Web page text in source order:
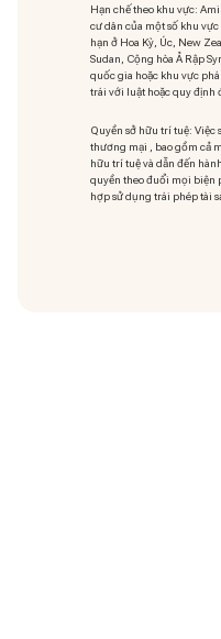
Hạn chế theo khu vực:
cư dân của một số khu
hạn ở Hoa Kỳ, Úc, New
Sudan, Cộng hòa Ả Rập
quốc gia hoặc khu vực
trái với luật hoặc quy định
Quyền sở hữu trí tuệ:
thương mại , bao gồm cả
hữu trí tuệ và dẫn đến
quyền theo đuổi mọi biện
hợp sử dụng trái phép tài